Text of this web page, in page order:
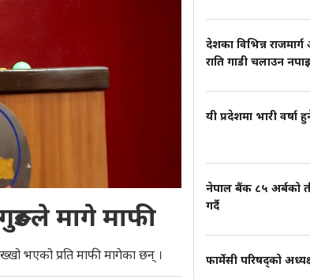
मागे माफी
भएको प्रति माफी मागेका छन् ।
देशका विभिन्न
राति गाडी चलाउन
यी प्रदेशमा भारी वर्षा
नेपाल बैंक ८५ अर्बको
गर्दै
फार्मेसी परिषद्को